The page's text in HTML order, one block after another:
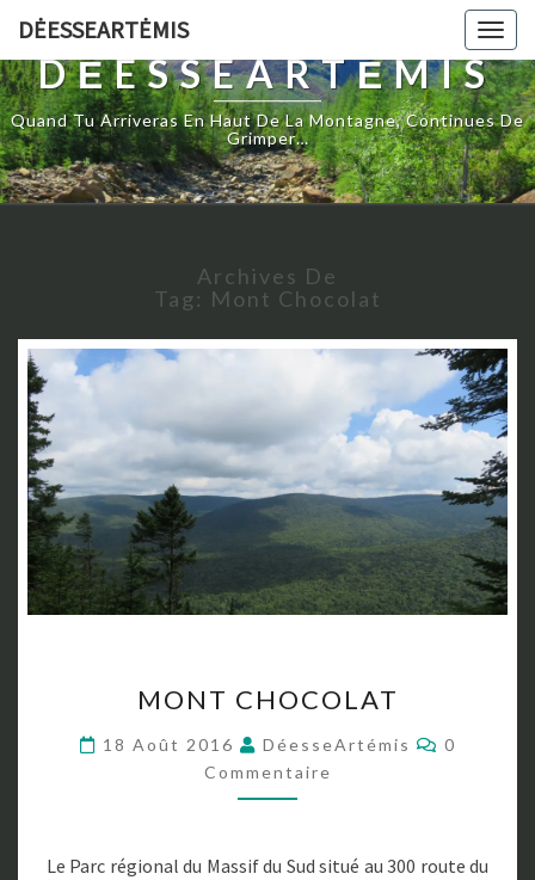
DĖESSEARTĖMIS
DĖESSEARTĖMIS
Quand Tu Arriveras En Haut De La Montagne, Continues De
Grimper…
Archives De
Tag: Mont Chocolat
O
T
C
H
C
MONT CHOCOLAT
18 Août 2016 DéesseArtémis
C
O
A
0
Commentaire
Le Parc régional du Massif du Sud situé au 300 route du